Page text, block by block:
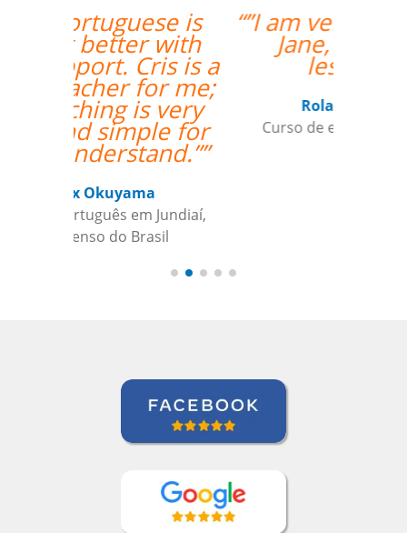
“”I am very happy with
Jane, I love our
lessons.””
Roland Tschanz
Curso de em Belo Horizonte